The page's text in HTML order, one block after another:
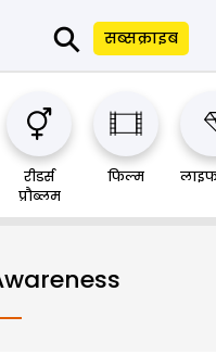
⚲ सब्सक्राइब
रीडर्स
प्रौब्लम
फिल्म